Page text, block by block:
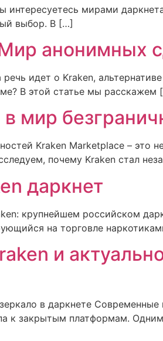
интересуетесь мирами
выбор. В […]
анонимных
идет о Kraken,
В этой статье мы расскажем
мир
Kraken Marketplace – это
почему Kraken стал
даркнет
крупнейшем российском
на торговле
и
в даркнете Современные
к закрытым платформам.